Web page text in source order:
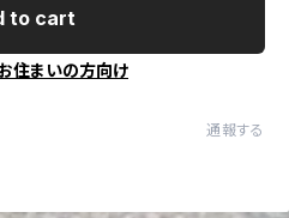
to cart
住まいの方向け
通報する